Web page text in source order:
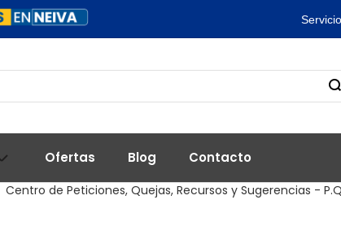
Ofertas Blog Contacto
Centro de Peticiones, Quejas, Recursos y Sugerencias -